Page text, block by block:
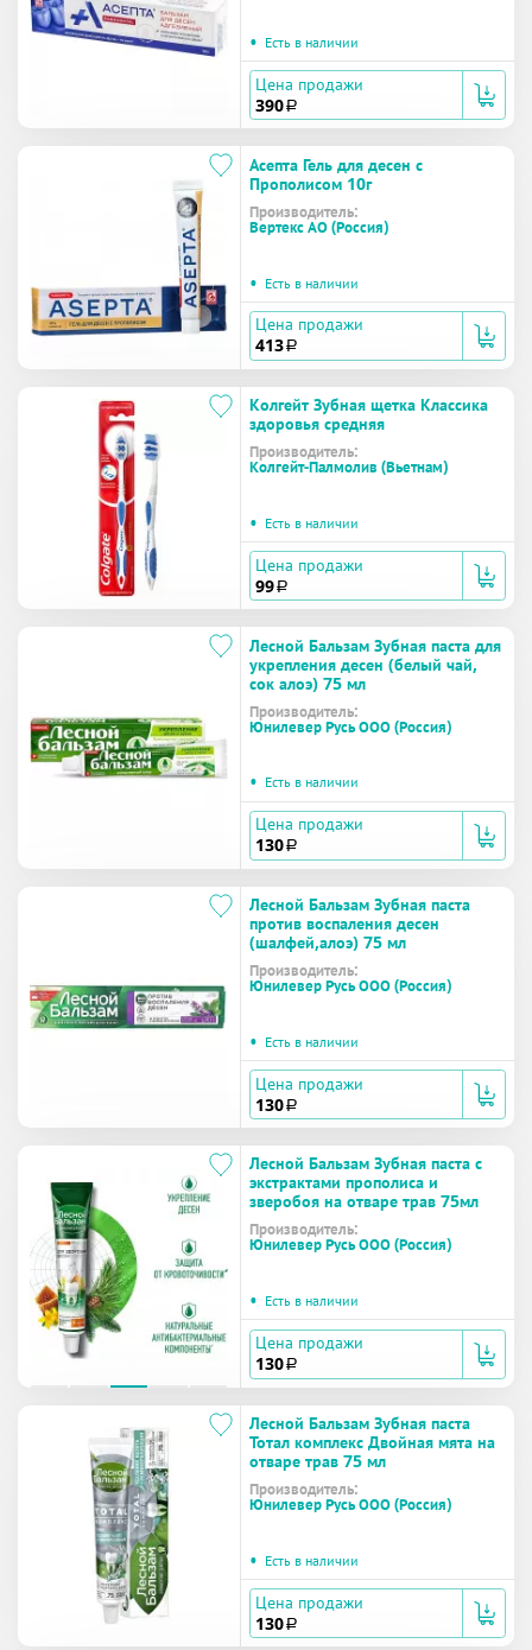
• Есть в наличии
Цена продажи
390 a
Асепта Гель для десен с
Прополисом 10г
Производитель:
Вертекс АО (Россия)
• Есть в наличии
Цена продажи
413 a
Колгейт Зубная щетка Классика
здоровья средняя
Производитель:
Колгейт-Палмолив (Вьетнам)
• Есть в наличии
Цена продажи
99 a
Лесной Бальзам Зубная паста для
укрепления десен (белый чай,
сок алоэ) 75 мл
Производитель:
Юнилевер Русь ООО (Россия)
• Есть в наличии
Цена продажи
130 a
Лесной Бальзам Зубная паста
против воспаления десен
(шалфей,алоэ) 75 мл
Производитель:
Юнилевер Русь ООО (Россия)
• Есть в наличии
Цена продажи
130 a
Лесной Бальзам Зубная паста с
экстрактами прополиса и
зверобоя на отваре трав 75мл
Производитель:
Юнилевер Русь ООО (Россия)
• Есть в наличии
Цена продажи
130 a
Лесной Бальзам Зубная паста
Тотал комплекс Двойная мята на
отваре трав 75 мл
Производитель:
Юнилевер Русь ООО (Россия)
• Есть в наличии
Цена продажи
130 a